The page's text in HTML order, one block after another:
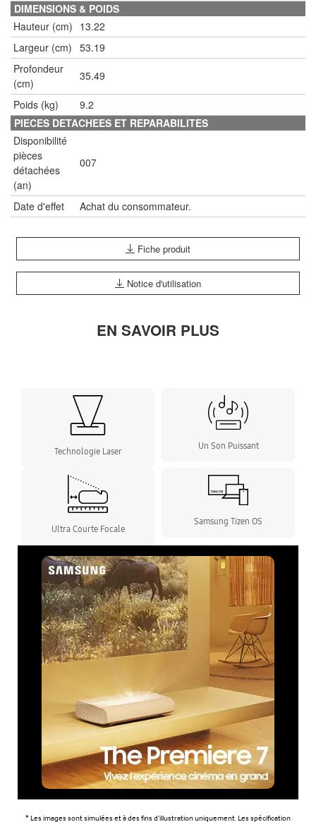
DIMENSIONS & POIDS
Hauteur (cm) 13.22
Largeur (cm) 53.19
Profondeur
(cm)
35.49
Poids (kg)
9.2
PIECES DETACHEES ET REPARABILITES
Disponibilité
pièces
détachées
(an)
007
Date d'effet Achat du consommateur.
Fiche produit
Notice d'utilisation
EN SAVOIR PLUS
Technologie Laser Un Son Puissant
Ultra Courte Focale
Samsung Tizen OS
* Les images sont simulées et à des fins d'illustration uniquement. Les spécification